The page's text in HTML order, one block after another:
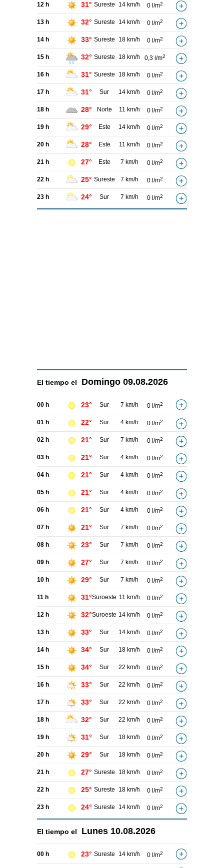
12 h 31° Sureste 14 km/h 0 l/m2
13 h 32° Sureste 14 km/h 0 l/m2
14 h 33° Sureste 18 km/h 0 l/m2
15 h 32° Sureste 18 km/h 0,3 l/m2
16 h 31° Sureste 18 km/h 0 l/m2
17 h 31° Sur 14 km/h 0 l/m2
18 h 28° Norte 11 km/h 0 l/m2
19 h 29° Este 14 km/h 0 l/m2
20 h 28° Este 11 km/h 0 l/m2
21 h 27° Este 7 km/h 0 l/m2
22 h 25° Sureste 7 km/h 0 l/m2
23 h 24° Sur 7 km/h 0 l/m2
El tiempo el Domingo 09.08.2026
00 h 23° Sur 7 km/h 0 l/m2
01 h 22° Sur 4 km/h 0 l/m2
02 h 21° Sur 7 km/h 0 l/m2
03 h 21° Sur 4 km/h 0 l/m2
04 h 21° Sur 4 km/h 0 l/m2
05 h 21° Sur 4 km/h 0 l/m2
06 h 21° Sur 4 km/h 0 l/m2
07 h 21° Sur 7 km/h 0 l/m2
08 h 23° Sur 7 km/h 0 l/m2
09 h 27° Sur 7 km/h 0 l/m2
10 h 29° Sur 7 km/h 0 l/m2
11 h 31°Suroeste 11 km/h 0 l/m2
12 h 32°Suroeste 14 km/h 0 l/m2
13 h 33° Sur 14 km/h 0 l/m2
14 h 34° Sur 18 km/h 0 l/m2
15 h 34° Sur 22 km/h 0 l/m2
16 h 33° Sur 22 km/h 0 l/m2
17 h 33° Sur 22 km/h 0 l/m2
18 h 32° Sur 22 km/h 0 l/m2
19 h 31° Sur 18 km/h 0 l/m2
20 h 29° Sur 18 km/h 0 l/m2
21 h 27° Sureste 18 km/h 0 l/m2
22 h 25° Sureste 18 km/h 0 l/m2
23 h 24° Sureste 14 km/h 0 l/m2
El tiempo el Lunes 10.08.2026
00 h 23° Sureste 14 km/h 0 l/m2